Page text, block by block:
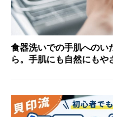
食器洗いでの手肌へのい
ら。手肌にも自然にもや